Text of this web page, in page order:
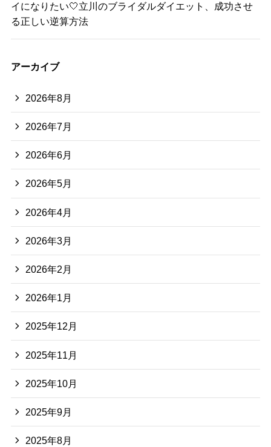
イになりたい🤍立川のブライダルダイエット、成功させ
る正しい逆算方法
アーカイブ
2026年8月
2026年7月
2026年6月
2026年5月
2026年4月
2026年3月
2026年2月
2026年1月
2025年12月
2025年11月
2025年10月
2025年9月
2025年8月